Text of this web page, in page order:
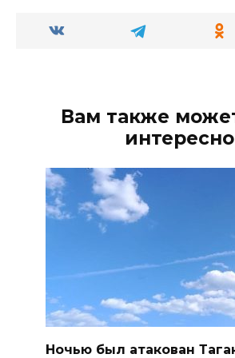
Вам также
интересно
Ночью был атакован